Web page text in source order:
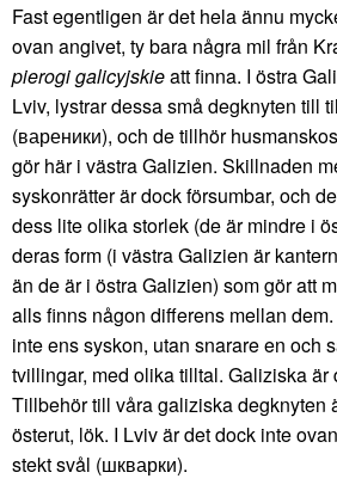
Fast egentligen är det hela ännu
ovan angivet, ty bara några mil från
pierogi galicyjskieatt finna. I östra
Lviv, lystrar dessa små degknyten till
(вареники), och de tillhör
gör här i västra Galizien. Skillnaden
syskonrätter är dock försumbar, och
dess lite olika storlek (de är mindre i
deras form (i västra Galizien är
än de är i östra Galizien) som gör att
alls finns någon differens mellan
inte ens syskon, utan snarare en och
tvillingar, med olika tilltal. Galiziska är
Tillbehör till våra galiziska degknyten
österut, lök. I Lviv är det dock inte
stekt svål (шкварки).